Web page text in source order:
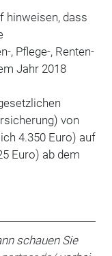
hinweisen, dass
, Pflege-, Renten-
Jahr 2018
von
4.350 Euro) auf
Euro) ab dem
schauen Sie